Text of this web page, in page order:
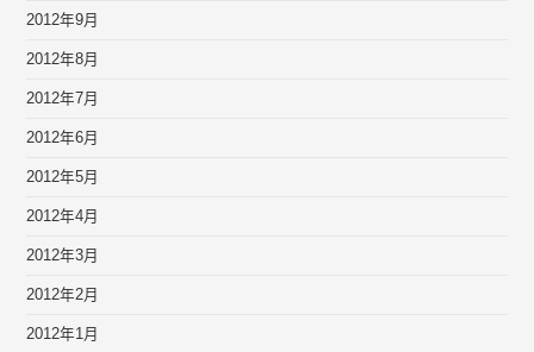
2012年9月
2012年8月
2012年7月
2012年6月
2012年5月
2012年4月
2012年3月
2012年2月
2012年1月